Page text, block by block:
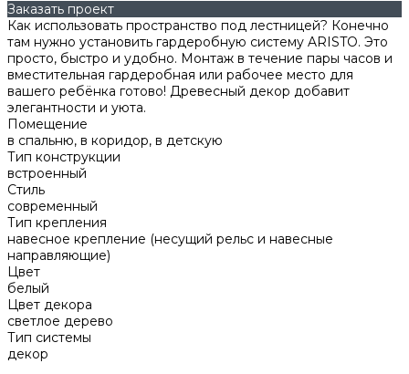
Заказать проект
Как использовать пространство под лестницей? Конечно
там нужно установить гардеробную систему ARISTO. Это
просто, быстро и удобно. Монтаж в течение пары часов и
вместительная гардеробная или рабочее место для
вашего ребёнка готово! Древесный декор добавит
элегантности и уюта.
Помещение
в спальню, в коридор, в детскую
Тип конструкции
встроенный
Стиль
современный
Тип крепления
навесное крепление (несущий рельс и навесные
направляющие)
Цвет
белый
Цвет декора
светлое дерево
Тип системы
декор